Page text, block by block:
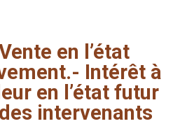
en l’état
Intérêt à
en l’état futur
des intervenants